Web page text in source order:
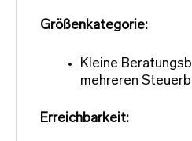
Größenkategorie:
Kleine
mehreren
Erreichbarkeit: